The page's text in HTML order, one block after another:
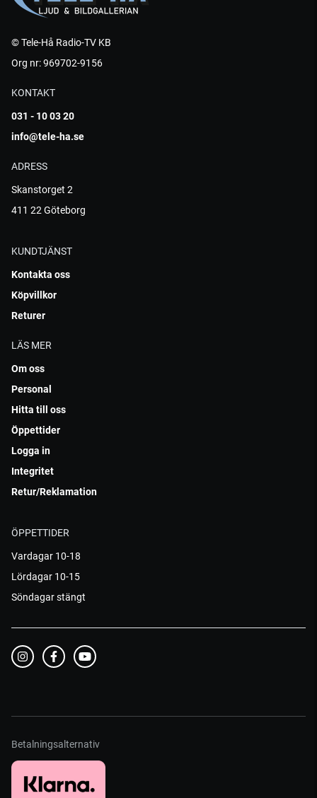
© Tele-Hå Radio-TV KB
Org nr: 969702-9156
KONTAKT
031 - 10 03 20
info@tele-ha.se
ADRESS
Skanstorget 2
411 22 Göteborg
KUNDTJÄNST
Kontakta oss
Köpvillkor
Returer
LÄS MER
Om oss
Personal
Hitta till oss
Öppettider
Logga in
Integritet
Retur/Reklamation
ÖPPETTIDER
Vardagar 10-18
Lördagar 10-15
Söndagar stängt
Betalningsalternativ